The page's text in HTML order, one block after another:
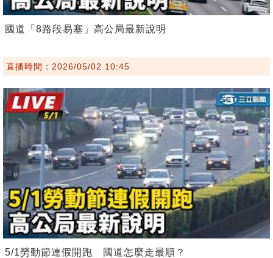
國道「8路段易塞」高公局最新說明
直播時間：2026/05/02 10:45
5/1勞動節連假開跑 國道怎麼走最順？